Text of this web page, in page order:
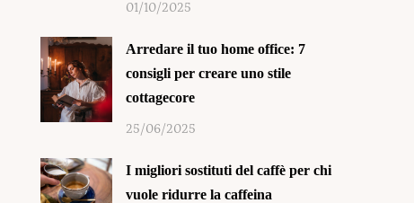
01/10/2025
Arredare il tuo home office: 7
consigli per creare uno stile
cottagecore
25/06/2025
I migliori sostituti del caffè per chi
vuole ridurre la caffeina